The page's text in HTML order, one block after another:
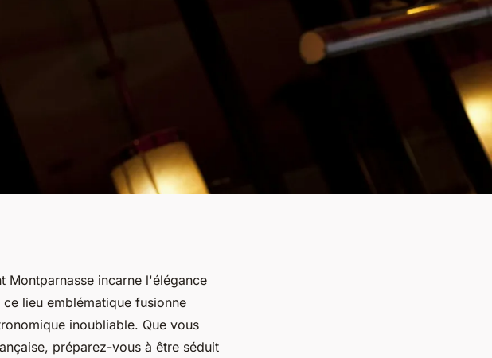
Montparnasse incarne l'élégance
lieu emblématique fusionne
inoubliable. Que vous
préparez-vous à être séduit